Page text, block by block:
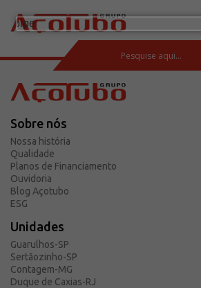
(11) 2413-2000
Tubos de aço carbono
Barras de Aço Carbono
Conexões e flanges
Soluções integradas
Incotep – Sistemas de Ancoragem
Calculadora
Sobre nós
Nossa história
Qualidade
Planos de Financiamento
Ouvidoria
Blog Açotubo
ESG
Unidades
Guarulhos-SP
Sertãozinho-SP
Contagem-MG
Duque de Caxias-RJ